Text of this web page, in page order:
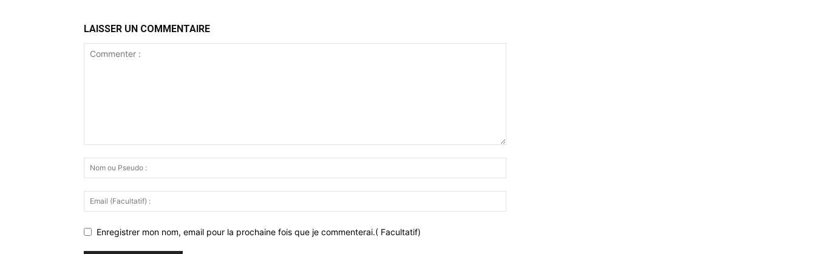
LAISSER UN COMMENTAIRE
Enregistrer mon nom, email pour la prochaine fois que je commenterai.( Facultatif)